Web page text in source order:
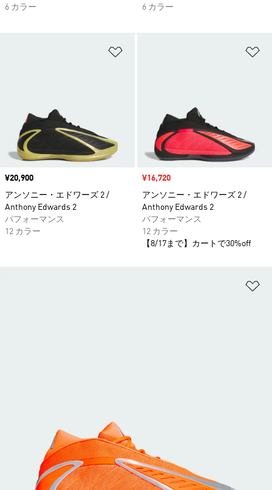
6 カラー
6 カラー
価格
¥20,900
アンソニー・エドワーズ 2 /
Anthony Edwards 2
パフォーマンス
12 カラー
セール価格
¥16,720
アンソニー・エドワーズ 2 /
Anthony Edwards 2
パフォーマンス
12 カラー
【8/17まで】カートで30%off